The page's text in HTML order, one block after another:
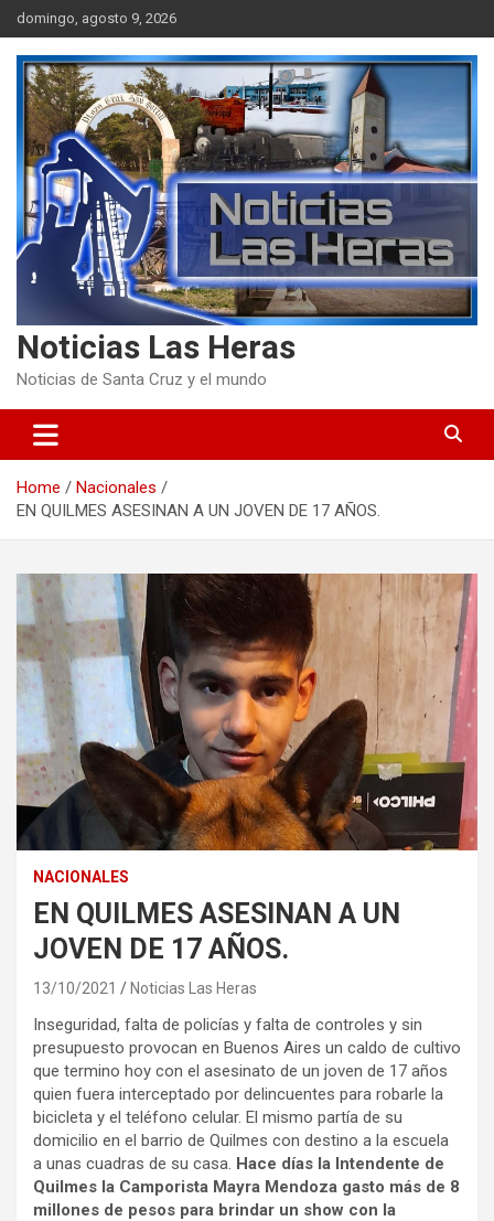
Skip
to
content
domingo, agosto 9, 2026
Noticias Las Heras
Noticias de Santa Cruz y el mundo
Home
Nacionales
EN QUILMES ASESINAN A UN JOVEN DE 17 AÑOS.
NACIONALES
EN QUILMES ASESINAN A UN
JOVEN DE 17 AÑOS.
13/10/2021 Noticias Las Heras
Inseguridad, falta de policías y falta de controles y sin
presupuesto provocan en Buenos Aires un caldo de cultivo
que termino hoy con el asesinato de un joven de 17 años
quien fuera interceptado por delincuentes para robarle la
bicicleta y el teléfono celular. El mismo partía de su
domicilio en el barrio de Quilmes con destino a la escuela
a unas cuadras de su casa. Hace días la Intendente de
Quilmes la Camporista Mayra Mendoza gasto más de 8
millones de pesos para brindar un show con la